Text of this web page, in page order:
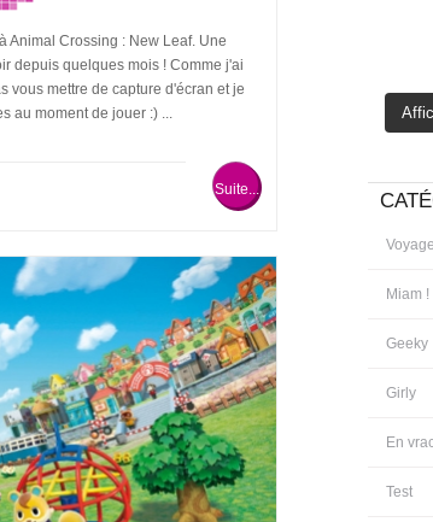
Animal Crossing : New Leaf. Une
depuis quelques mois ! Comme j'ai
vous mettre de capture d'écran et je
au moment de jouer :) ...
Suite...
Miam !
Geeky
Girly
En
Test